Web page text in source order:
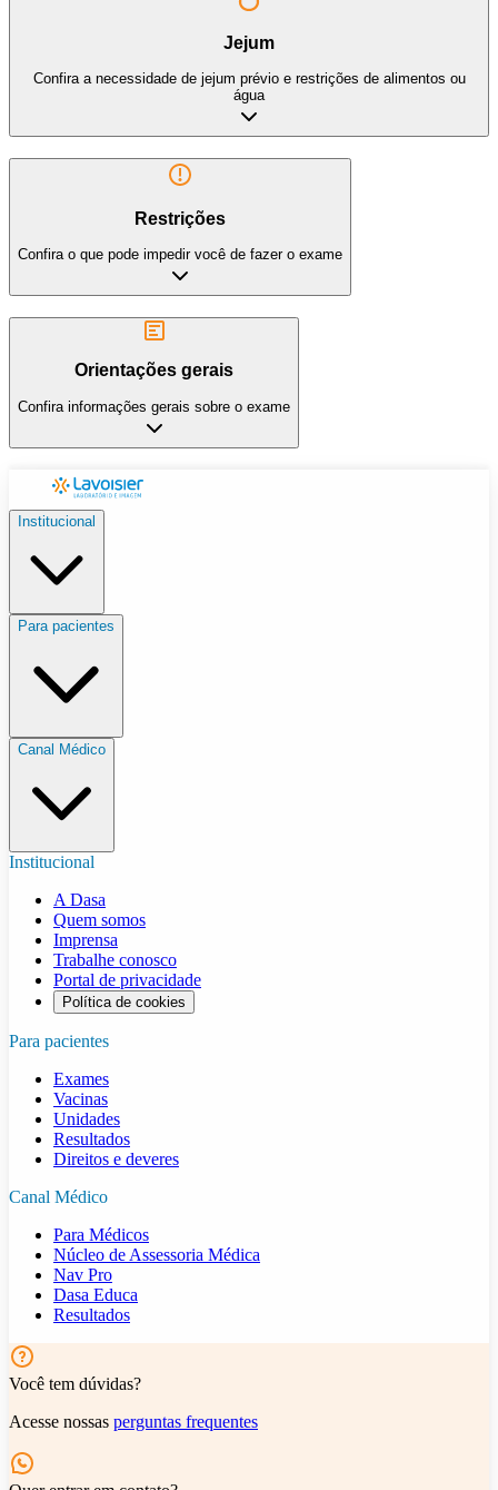
Jejum
Confira a necessidade de jejum prévio e restrições de alimentos ou
água
Restrições
Confira o que pode impedir você de fazer o exame
Orientações gerais
Confira informações gerais sobre o exame
Institucional
Para pacientes
Canal Médico
Institucional
A Dasa
Quem somos
Imprensa
Trabalhe conosco
Portal de privacidade
Política de cookies
Para pacientes
Exames
Vacinas
Unidades
Resultados
Direitos e deveres
Canal Médico
Para Médicos
Núcleo de Assessoria Médica
Nav Pro
Dasa Educa
Resultados
Você tem dúvidas?
Acesse nossas perguntas frequentes